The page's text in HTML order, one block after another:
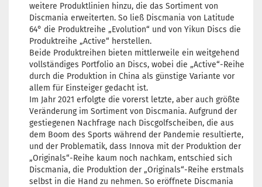
weitere Produktlinien hinzu, die das Sortiment von
Discmania erweiterten. So ließ Discmania von Latitude
64° die Produktreihe „Evolution“ und von Yikun Discs die
Produktreihe „Active“ herstellen.
Beide Produktreihen bieten mittlerweile ein weitgehend
vollständiges Portfolio an Discs, wobei die „Active“-Reihe
durch die Produktion in China als günstige Variante vor
allem für Einsteiger gedacht ist.
Im Jahr 2021 erfolgte die vorerst letzte, aber auch größte
Veränderung im Sortiment von Discmania. Aufgrund der
gestiegenen Nachfrage nach Discgolfscheiben, die aus
dem Boom des Sports während der Pandemie resultierte,
und der Problematik, dass Innova mit der Produktion der
„Originals“-Reihe kaum noch nachkam, entschied sich
Discmania, die Produktion der „Originals“-Reihe erstmals
selbst in die Hand zu nehmen. So eröffnete Discmania